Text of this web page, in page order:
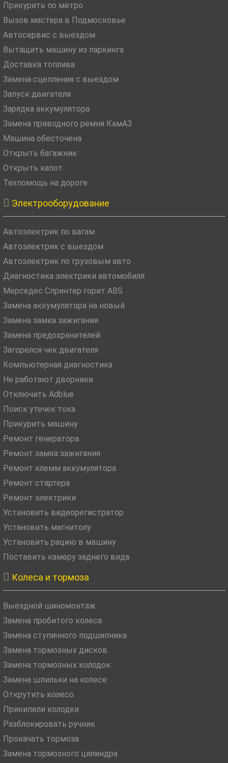
Прикурить по метро
Вызов мастера в Подмосковье
Автосервис с выездом
Вытащить машину из паркинга
Доставка топлива
Замена сцепления с выездом
Запуск двигателя
Зарядка аккумулятора
Замена приводного ремня КамАЗ
Машина обесточена
Открыть багажник
Открыть капот
Техпомощь на дороге
 Электрооборудование
Автоэлектрик по вагам
Автоэлектрик с выездом
Автоэлектрик по грузовым авто
Диагностика электрики автомобиля
Мерседес Спринтер горит ABS
Замена аккумулятора на новый
Замена замка зажигания
Замена предохранителей
Загорелся чек двигателя
Компьютерная диагностика
Не работают дворники
Отключить Adblue
Поиск утечек тока
Прикурить машину
Ремонт генератора
Ремонт замка зажигания
Ремонт клемм аккумулятора
Ремонт стартера
Ремонт электрики
Установить видеорегистратор
Установить магнитолу
Установить рацию в машину
Поставить камеру заднего вида
 Колеса и тормоза
Выездной шиномонтаж
Замена пробитого колеса
Замена ступичного подшипника
Замена тормозных дисков
Замена тормозных колодок
Замена шпильки на колесе
Открутить колесо
Прикипели колодки
Разблокировать ручник
Прокачать тормоза
Замена тормозного цилиндра